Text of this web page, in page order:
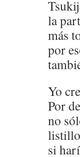
la
más
por
Yo
Por
no
si